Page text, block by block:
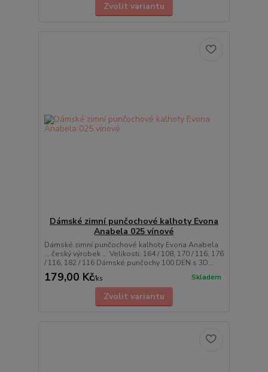
Zvolit variantu
Dámské zimní punčochové kalhoty Evona
Anabela 025 vínové
Dámské zimní punčochové kalhoty Evona Anabela
... český výrobek ... Velikosti: 164 / 108, 170 / 116, 176
/ 116, 182 / 116 Dámské punčochy 100 DEN s 3D...
179,00 Kč/ks Skladem
Zvolit variantu